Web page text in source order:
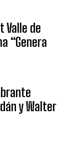
Valle de
“Genera
y Walter